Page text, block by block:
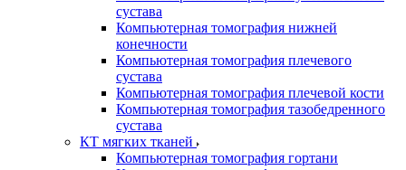
сустава
Компьютерная томография нижней
конечности
Компьютерная томография плечевого
сустава
Компьютерная томография плечевой кости
Компьютерная томография тазобедренного
сустава
КТ мягких тканей
Компьютерная томография гортани